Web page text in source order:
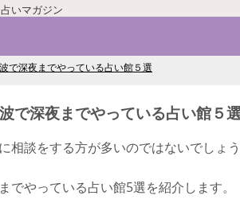
いマガジン
で深夜までやっている占い館５選
で深夜までやっている占い館５
相談をする方が多いのではないでしょう
でやっている占い館5選を紹介します。